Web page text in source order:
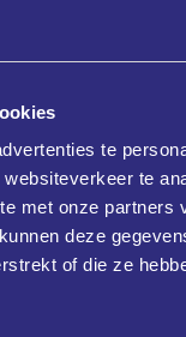
te
te
met onze partners
deze
of die ze